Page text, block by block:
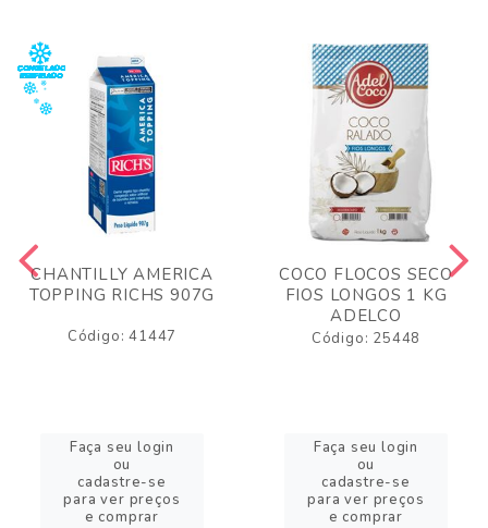
CHANTILLY AMERICA
TOPPING RICHS 907G
Código: 41447
Faça seu login
ou
cadastre-se
para ver preços
e comprar
COCO FLOCOS SECO
FIOS LONGOS 1 KG
ADELCO
Código: 25448
Faça seu login
ou
cadastre-se
para ver preços
e comprar